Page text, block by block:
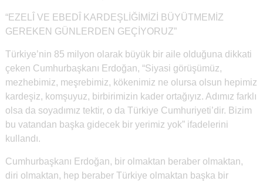
“EZELÎ VE EBEDÎ KARDEŞLİĞİMİZİ BÜYÜTMEMİZ
GEREKEN GÜNLERDEN GEÇİYORUZ”
Türkiye’nin 85 milyon olarak büyük bir aile olduğuna dikkati
çeken Cumhurbaşkanı Erdoğan, “Siyasi görüşümüz,
mezhebimiz, meşrebimiz, kökenimiz ne olursa olsun hepimiz
kardeşiz, komşuyuz, birbirimizin kader ortağıyız. Adımız farklı
olsa da soyadımız tektir, o da Türkiye Cumhuriyeti’dir. Bizim
bu vatandan başka gidecek bir yerimiz yok” ifadelerini
kullandı.
Cumhurbaşkanı Erdoğan, bir olmaktan beraber olmaktan,
diri olmaktan, hep beraber Türkiye olmaktan başka bir